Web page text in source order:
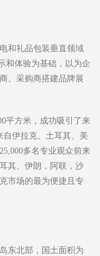
和礼品包装垂直领域
和体验为基础，以为企
、采购商搭建品牌展
平方米，成功吸引了来
自伊拉克、土耳其、美
多名专业观众前来
其、伊朗，阿联，沙
市场的最为便捷且专
东北部，国土面积为